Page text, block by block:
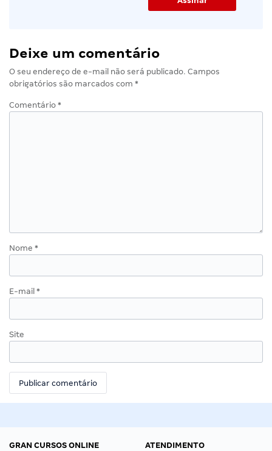
Deixe um comentário
O seu endereço de e-mail não será publicado. Campos
obrigatórios são marcados com *
Comentário *
Nome *
E-mail *
Site
GRAN CURSOS ONLINE
ATENDIMENTO